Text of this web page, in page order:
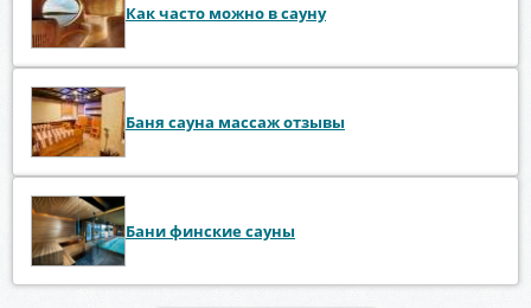
Как часто можно в сауну
Баня сауна массаж отзывы
Бани финские сауны